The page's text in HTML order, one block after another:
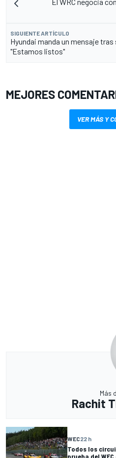
SIGUIENTE ARTÍCULO
Hyundai manda un mensaje
"Estamos listos"
MEJORES
VER MÁS Y
Más
Rachit
WEC22 h
Todos los
prueba del WEC